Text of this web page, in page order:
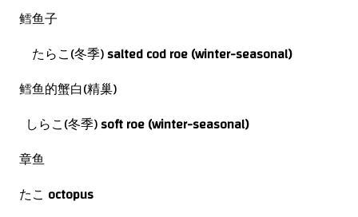
鳕鱼子
たらこ(冬季)salted cod roe (winter-seasonal)
鳕鱼的蟹白(精巢)
しらこ(冬季)soft roe (winter-seasonal)
章鱼
たこ octopus